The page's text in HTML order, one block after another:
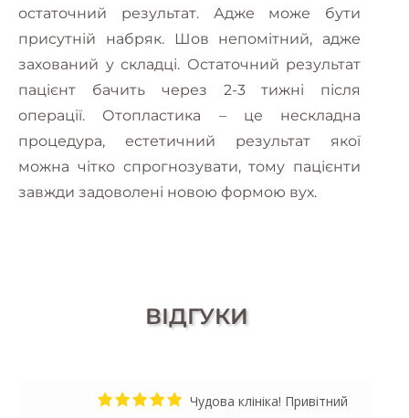
остаточний результат. Адже може бути
присутній набряк. Шов непомітний, адже
захований у складці. Остаточний результат
пацієнт бачить через 2-3 тижні після
операції. Отопластика – це нескладна
процедура, естетичний результат якої
можна чітко спрогнозувати, тому пацієнти
завжди задоволені новою формою вух.
ВІДГУКИ
Чудова клініка! Привітний